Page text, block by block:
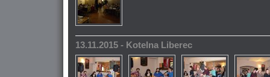
13.11.2015 - Kotelna Liberec